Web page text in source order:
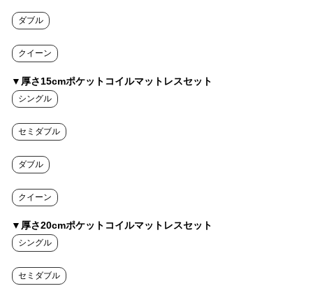
ダブル
クイーン
▼厚さ15cmポケットコイルマットレスセット
シングル
セミダブル
ダブル
クイーン
▼厚さ20cmポケットコイルマットレスセット
シングル
セミダブル